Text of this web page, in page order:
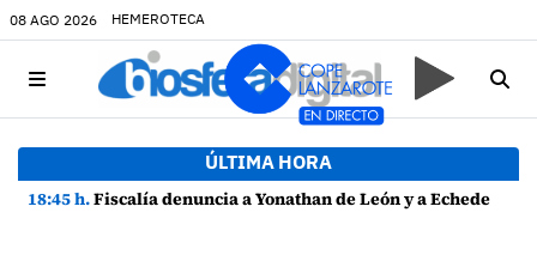
08 AGO 2026 HEMEROTECA
ÚLTIMA HORA
18:45 h.Fiscalía denuncia a Yonathan de León y a Echedey Eugenio por presuntas anomalías en contratos festivos